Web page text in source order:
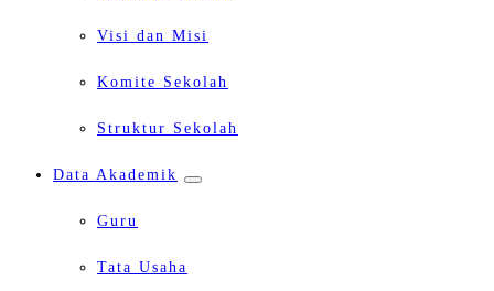
Visi dan Misi
Komite Sekolah
Struktur Sekolah
Data Akademik
Guru
Tata Usaha